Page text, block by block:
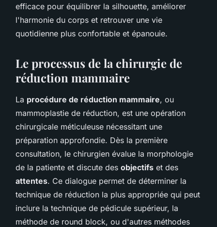
efficace pour équilibrer la silhouette, améliorer
l'harmonie du corps et retrouver une vie
quotidienne plus confortable et épanouie.
Le processus de la chirurgie de
réduction mammaire
La procédure de réduction mammaire, ou
mammoplastie de réduction, est une opération
chirurgicale méticuleuse nécessitant une
préparation approfondie. Dès la première
consultation, le chirurgien évalue la morphologie
de la patiente et discute des objectifs et des
attentes. Ce dialogue permet de déterminer la
technique de réduction la plus appropriée qui peut
inclure la technique de pédicule supérieur, la
méthode de round block, ou d'autres méthodes